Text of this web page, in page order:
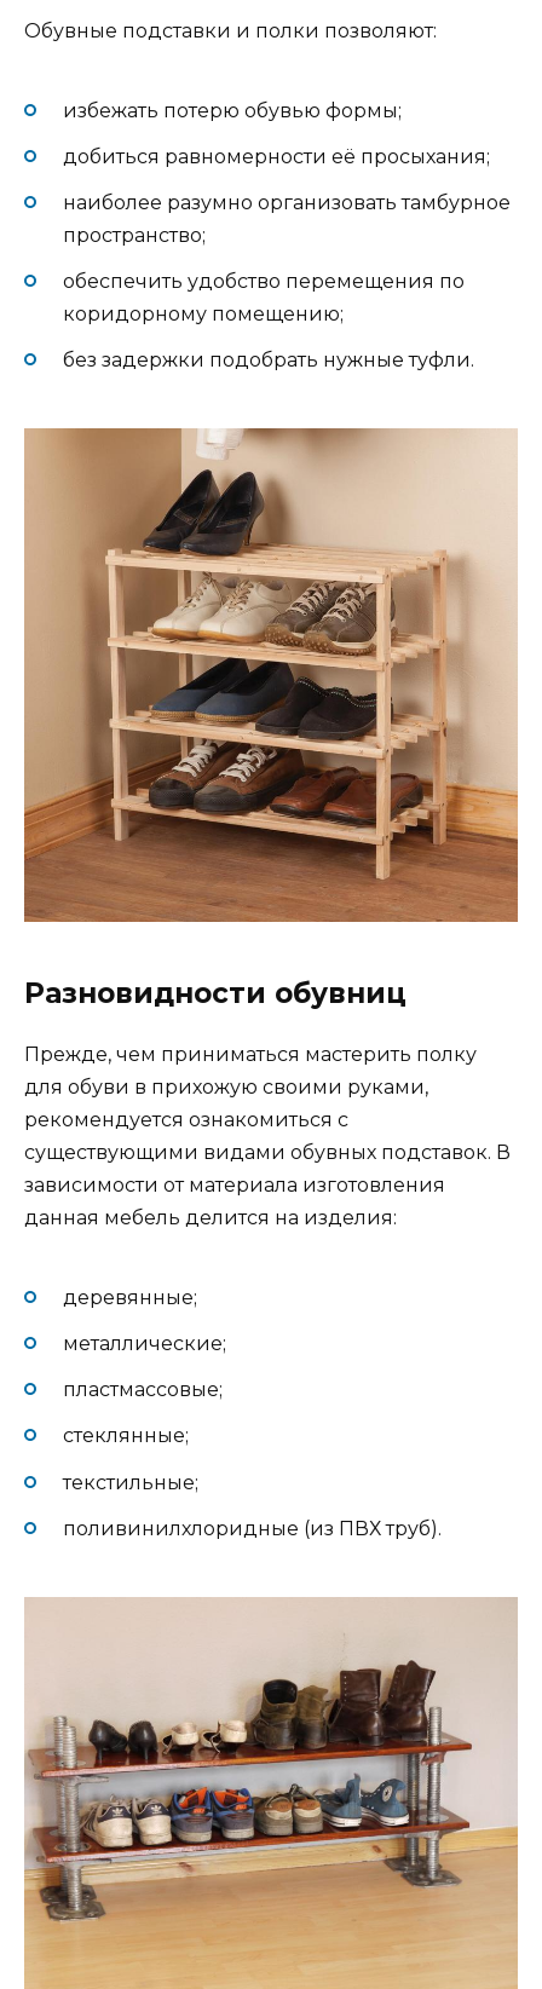
Обувные подставки и полки позволяют:
избежать потерю обувью формы;
добиться равномерности её просыхания;
наиболее разумно организовать тамбурное
пространство;
обеспечить удобство перемещения по
коридорному помещению;
без задержки подобрать нужные туфли.
Разновидности обувниц
Прежде, чем приниматься мастерить полку
для обуви в прихожую своими руками,
рекомендуется ознакомиться с
существующими видами обувных подставок. В
зависимости от материала изготовления
данная мебель делится на изделия:
деревянные;
металлические;
пластмассовые;
стеклянные;
текстильные;
поливинилхлоридные (из ПВХ труб).